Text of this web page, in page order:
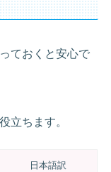
ておくと安心で
立ちます。
日本語訳